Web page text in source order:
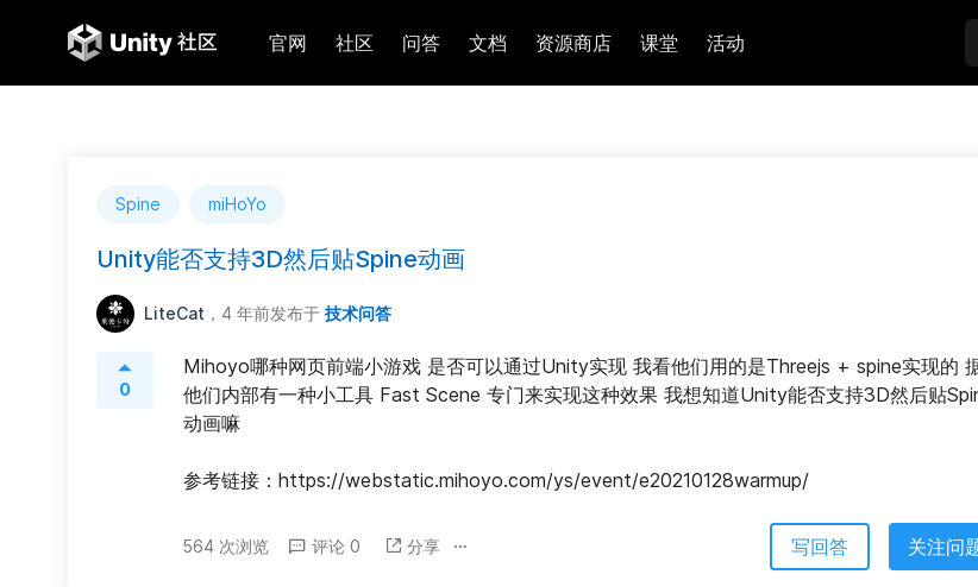
官网 社区 问答 文档 资源商店 课堂 活动
Spine miHoYo
Unity能否支持3D然后贴Spine动画
LiteCat ，4 年前发布于 技术问答
0
Mihoyo哪种网页前端小游戏 是否可以通过Unity实现 我看他们用的是Threejs + spine实现的
他们内部有一种小工具 Fast Scene 专门来实现这种效果 我想知道Unity能否支持3D然后贴
动画嘛
参考链接：https://webstatic.mihoyo.com/ys/event/e20210128warmup/
564 次浏览 评论 0 分享 写回答 关注问